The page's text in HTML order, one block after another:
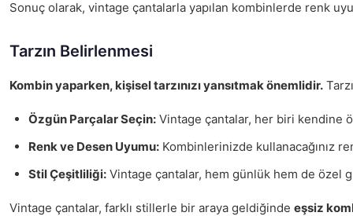
Sonuç olarak, vintage çantalarla yapılan kombinlerde renk
Tarzın Belirlenmesi
Kombin yaparken, kişisel tarzınızı yansıtmak önemlidir.
Özgün Parçalar Seçin: Vintage çantalar, her biri kendine
Renk ve Desen Uyumu: Kombinlerinizde kullanacağınız
Stil Çeşitliliği: Vintage çantalar, hem günlük hem de
Vintage çantalar, farklı stillerle bir araya geldiğinde eşsiz